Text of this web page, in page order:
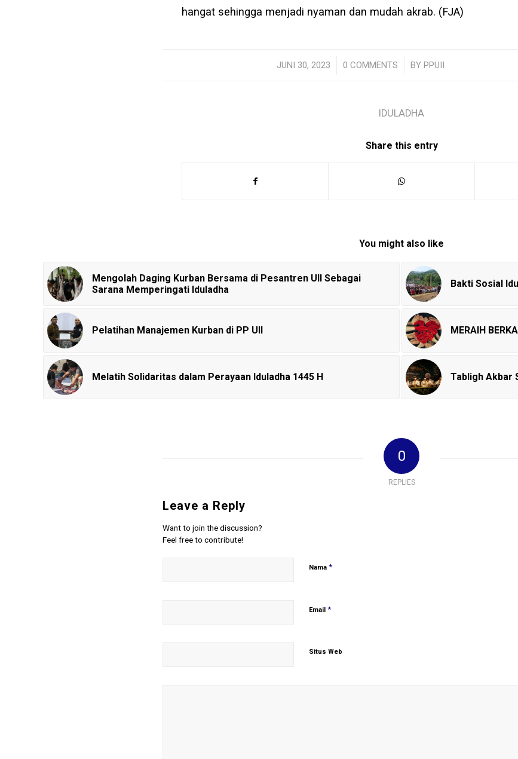
hangat sehingga menjadi nyaman dan mudah akrab. (FJA)
JUNI 30, 2023
/ 0 COMMENTS
/ BY PPUII
IDULADHA
Share this entry
You might also like
Mengolah Daging Kurban Bersama di Pesantren UII Sebagai
Sarana Memperingati Iduladha
Bakti Sosial
Pelatihan Manajemen Kurban di PP UII MERAIH
Melatih Solidaritas dalam Perayaan Iduladha 1445 H Tabligh Akbar
0
REPLIES
Leave a Reply
Want to join the discussion?
Feel free to contribute!
Nama *
Email *
Situs Web